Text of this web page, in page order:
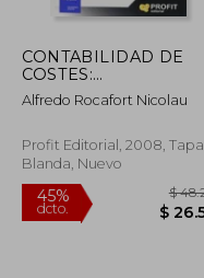
$ 165.07 dcto.
CONTABILIDAD DE
COSTES:
Fundamentos y
ejercicios resueltos
Alfredo Rocafort Nicolau
Profit Editorial, 2008, Tapa
Blanda, Nuevo